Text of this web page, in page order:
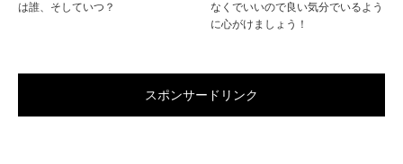
は誰、そしていつ？
なくでいいので良い気分でいるよう
に心がけましょう！
スポンサードリンク